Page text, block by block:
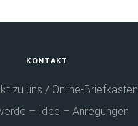
KONTAKT
zu uns / Online-Briefkasten
– Idee – Anregungen